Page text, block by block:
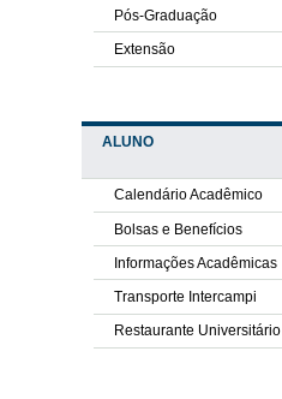
Pós-Graduação
Extensão
ALUNO
Calendário Acadêmico
Bolsas e Benefícios
Informações Acadêmicas
Transporte Intercampi
Restaurante Universitário